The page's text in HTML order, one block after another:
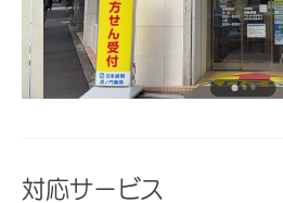
対応サービス